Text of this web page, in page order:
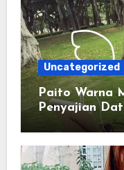
Uncategorized
Paito Warna
Penyajian
Memahami